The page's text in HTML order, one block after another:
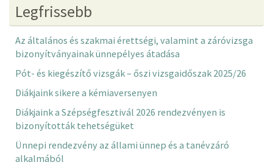
Legfrissebb
Az általános és szakmai érettségi, valamint a záróvizsga
bizonyítványainak ünnepélyes átadása
Pót- és kiegészítő vizsgák – őszi vizsgaidőszak 2025/26
Diákjaink sikere a kémiaversenyen
Diákjaink a Szépségfesztivál 2026 rendezvényen is
bizonyították tehetségüket
Ünnepi rendezvény az állami ünnep és a tanévzáró
alkalmából